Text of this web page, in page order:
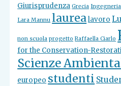
Giurisprudenza Grecia
Lara Mannu laurealavoro
non scuola progetto Raffaella Ciarlo
for the Conservation-
Scienze
europeo studenti